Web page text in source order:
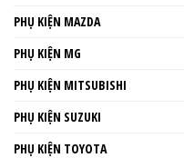
PHỤ KIỆN MAZDA
PHỤ KIỆN MG
PHỤ KIỆN MITSUBISHI
PHỤ KIỆN SUZUKI
PHỤ KIỆN TOYOTA